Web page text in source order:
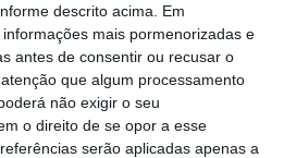
descrito acima. Em
mais pormenorizadas e
antes de consentir ou recusar o
que algum processamento
não exigir o seu
o direito de se opor a esse
serão aplicadas apenas a
se em obrigações para fugir
Trump justificou a